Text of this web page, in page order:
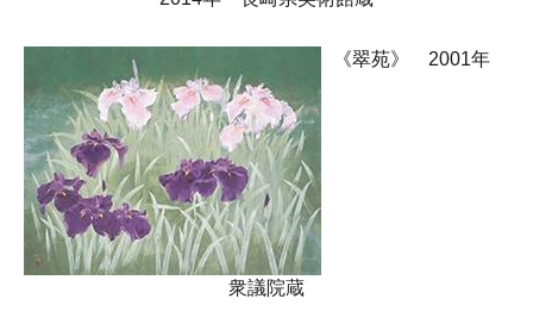
《翠苑》 2001年
衆議院蔵